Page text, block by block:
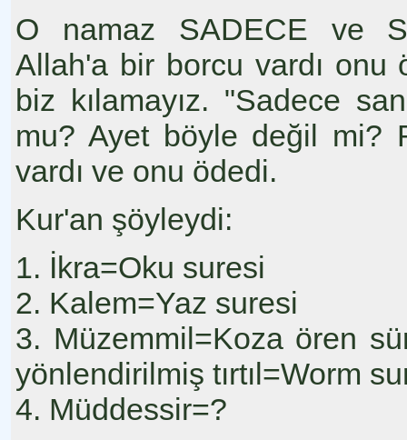
O namaz SADECE ve
Allah'a bir borcu vardı
biz kılamayız. "Sadece
mu? Ayet böyle değil mi?
vardı ve onu ödedi.
Kur'an şöyleydi:
1. İkra=Oku suresi
2. Kalem=Yaz suresi
3. Müzemmil=Koza ören
yönlendirilmiş tırtıl=Worm
4. Müddessir=?